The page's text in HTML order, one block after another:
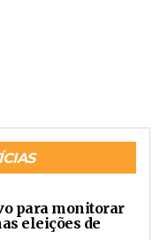
para monitorar
eleições de